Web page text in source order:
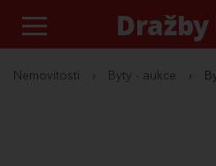
Nemovitosti › Byty - aukce ›